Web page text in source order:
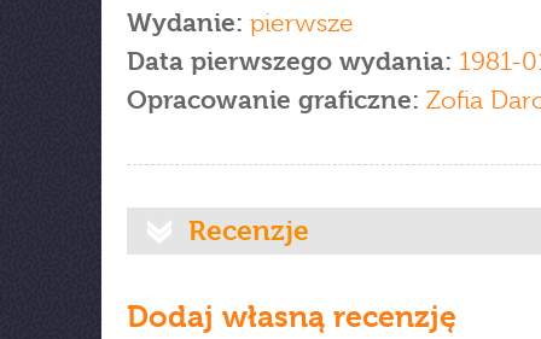
Wydanie: pierwsze
Data pierwszego wydania: 1981-
Opracowanie graficzne: Zofia
Recenzje
Dodaj własną recenzję